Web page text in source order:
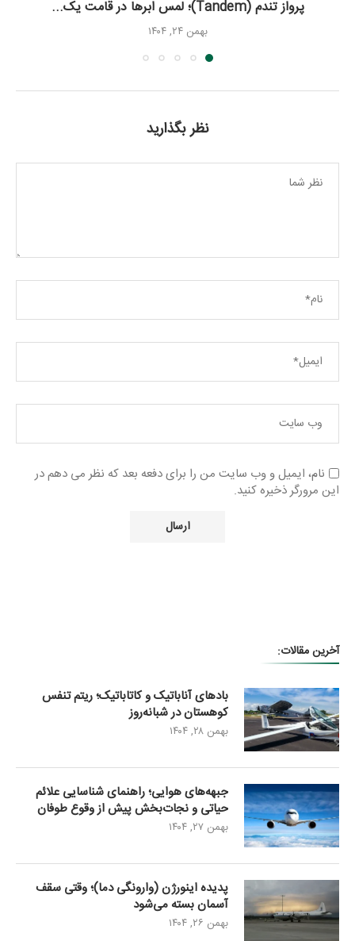
پرواز تندم (Tandem)؛ لمس ابرها در قامت یک...
بهمن ۲۴, ۱۴۰۴
نظر بگذارید
نام، ایمیل و وب سایت من را برای دفعه بعد که نظر می دهم در
این مرورگر ذخیره کنید.
آخرین مقالات:
بادهای آناباتیک و کاتاباتیک؛ ریتم تنفس
کوهستان در شبانه‌روز
بهمن ۲۸, ۱۴۰۴
جبهه‌های هوایی؛ راهنمای شناسایی علائم
حیاتی و نجات‌بخش پیش از وقوع طوفان
بهمن ۲۷, ۱۴۰۴
پدیده اینورژن (وارونگی دما)؛ وقتی سقف
آسمان بسته می‌شود
بهمن ۲۶, ۱۴۰۴